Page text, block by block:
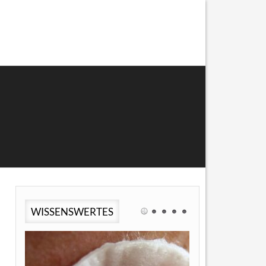
WISSENSWERTES